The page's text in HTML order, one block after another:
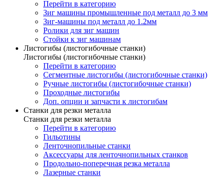
Перейти в категорию
Зиг машины промышленные под металл до 3 мм
Зиг-машины под металл до 1.2мм
Ролики для зиг машин
Стойки к зиг машинам
Листогибы (листогибочные станки)
Листогибы (листогибочные станки)
Перейти в категорию
Сегментные листогибы (листогибочные станки)
Ручные листогибы (листогибочные станки)
Проходные листогибы
Доп. опции и запчасти к листогибам
Станки для резки металла
Станки для резки металла
Перейти в категорию
Гильотины
Ленточнопильные станки
Аксессуары для ленточнопильных станков
Продольно-поперечная резка металла
Лазерные станки